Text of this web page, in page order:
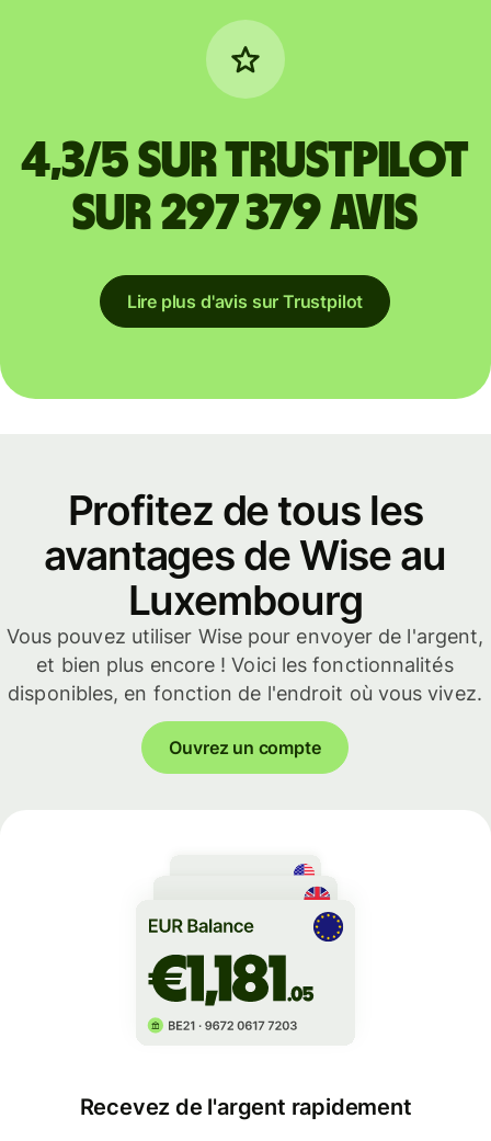
4,3/5 sur Trustpilot
sur 297 379 avis
Lire plus d'avis sur Trustpilot
Profitez de tous les
avantages de Wise au
Luxembourg
Vous pouvez utiliser Wise pour envoyer de l'argent,
et bien plus encore ! Voici les fonctionnalités
disponibles, en fonction de l'endroit où vous vivez.
Ouvrez un compte
Recevez de l'argent rapidement